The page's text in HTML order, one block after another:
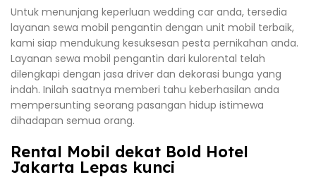
Untuk menunjang keperluan wedding car anda, tersedia
layanan sewa mobil pengantin dengan unit mobil terbaik,
kami siap mendukung kesuksesan pesta pernikahan anda.
Layanan sewa mobil pengantin dari kulorental telah
dilengkapi dengan jasa driver dan dekorasi bunga yang
indah. Inilah saatnya memberi tahu keberhasilan anda
mempersunting seorang pasangan hidup istimewa
dihadapan semua orang.
Rental Mobil dekat Bold Hotel
Jakarta Lepas kunci